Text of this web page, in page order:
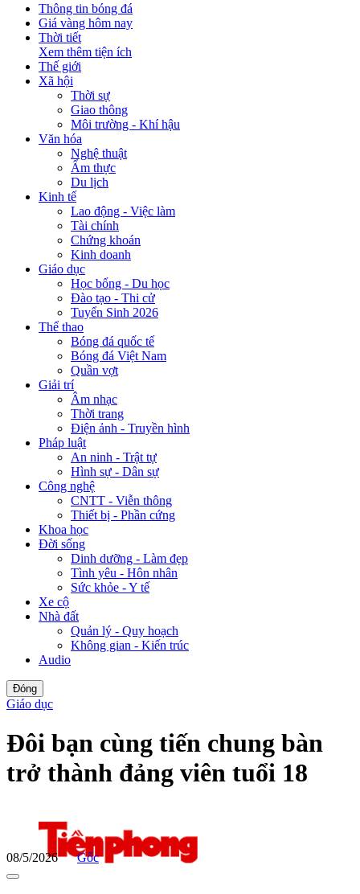
Thông tin bóng đá
Giá vàng hôm nay
Thời tiết
Xem thêm tiện ích
Thế giới
Xã hội
Thời sự
Giao thông
Môi trường - Khí hậu
Văn hóa
Nghệ thuật
Ẩm thực
Du lịch
Kinh tế
Lao động - Việc làm
Tài chính
Chứng khoán
Kinh doanh
Giáo dục
Học bổng - Du học
Đào tạo - Thi cử
Tuyển Sinh 2026
Thể thao
Bóng đá quốc tế
Bóng đá Việt Nam
Quần vợt
Giải trí
Âm nhạc
Thời trang
Điện ảnh - Truyền hình
Pháp luật
An ninh - Trật tự
Hình sự - Dân sự
Công nghệ
CNTT - Viễn thông
Thiết bị - Phần cứng
Khoa học
Đời sống
Dinh dưỡng - Làm đẹp
Tình yêu - Hôn nhân
Sức khỏe - Y tế
Xe cộ
Nhà đất
Quản lý - Quy hoạch
Không gian - Kiến trúc
Audio
Đóng
Giáo dục
Đôi bạn cùng tiến chung bàn
trở thành đảng viên tuổi 18
08/5/2026 Gốc